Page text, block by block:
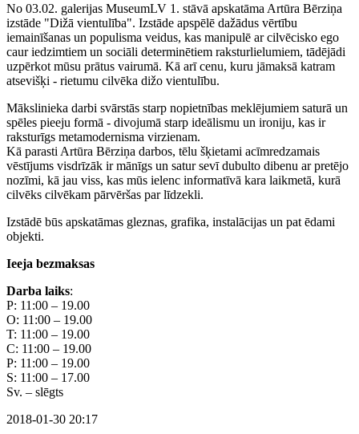
No 03.02. galerijas MuseumLV 1. stāvā apskatāma Artūra Bērziņa
izstāde "Dižā vientulība". Izstāde apspēlē dažādus vērtību
iemainīšanas un populisma veidus, kas manipulē ar cilvēcisko ego
caur iedzimtiem un sociāli determinētiem raksturlielumiem, tādējādi
uzpērkot mūsu prātus vairumā. Kā arī cenu, kuru jāmaksā katram
atsevišķi - rietumu cilvēka dižo vientulību.
Mākslinieka darbi svārstās starp nopietnības meklējumiem saturā un
spēles pieeju formā - divojumā starp ideālismu un ironiju, kas ir
raksturīgs metamodernisma virzienam.
Kā parasti Artūra Bērziņa darbos, tēlu šķietami acīmredzamais
vēstījums visdrīzāk ir mānīgs un satur sevī dubulto dibenu ar pretējo
nozīmi, kā jau viss, kas mūs ielenc informatīvā kara laikmetā, kurā
cilvēks cilvēkam pārvēršas par līdzekli.
Izstādē būs apskatāmas gleznas, grafika, instalācijas un pat ēdami
objekti.
Ieeja bezmaksas
Darba laiks:
P: 11:00 – 19.00
O: 11:00 – 19.00
T: 11:00 – 19.00
C: 11:00 – 19.00
P: 11:00 – 19.00
S: 11:00 – 17.00
Sv. – slēgts
2018-01-30 20:17